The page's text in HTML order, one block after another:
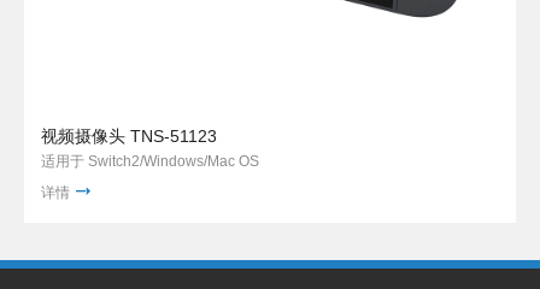
视频摄像头 TNS-51123
适用于 Switch2/Windows/Mac OS
详情